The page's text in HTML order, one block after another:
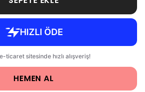
HEMEN AL